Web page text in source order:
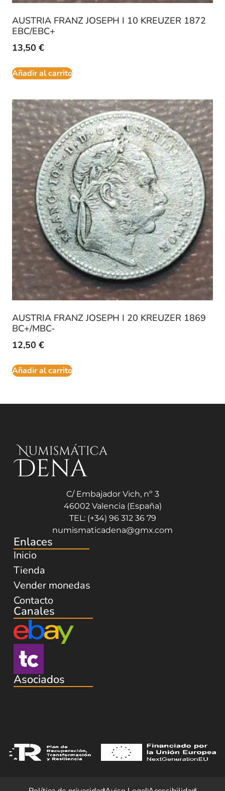
AUSTRIA FRANZ JOSEPH I 10 KREUZER 1872
EBC/EBC+
13,50 €
Añadir al carrito
AUSTRIA FRANZ JOSEPH I 20 KREUZER 1869
BC+/MBC-
12,50 €
Añadir al carrito
C/ Embajador Vich, nº 3
46002 Valencia (España)
TEL: (+34) 96 312 36 79
numismaticadena@gmx.com
Enlaces
Inicio
Tienda
Vender monedas
Contacto
Canales
Asociados